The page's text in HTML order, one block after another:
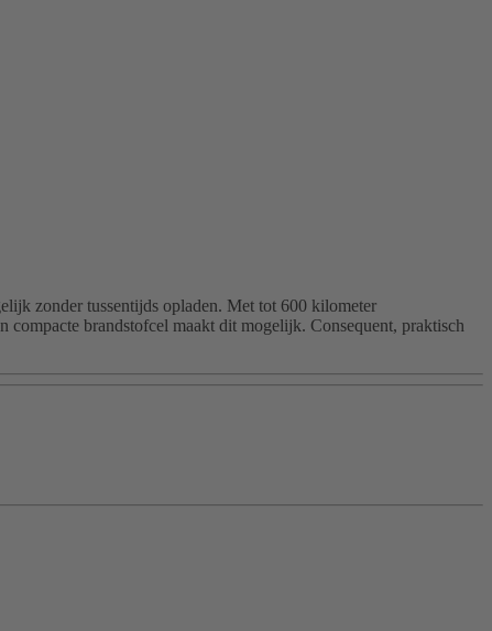
zonder tussentijds opladen. Met tot 600 kilometer
compacte brandstofcel maakt dit mogelijk. Consequent, praktisch